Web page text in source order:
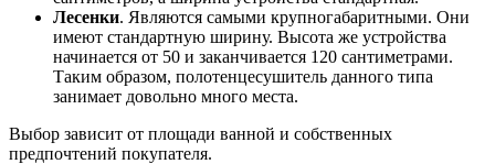
Лесенки. Являются самыми крупногабаритными. Они
имеют стандартную ширину. Высота же устройства
начинается от 50 и заканчивается 120 сантиметрами.
Таким образом, полотенцесушитель данного типа
занимает довольно много места.
Выбор зависит от площади ванной и собственных
предпочтений покупателя.